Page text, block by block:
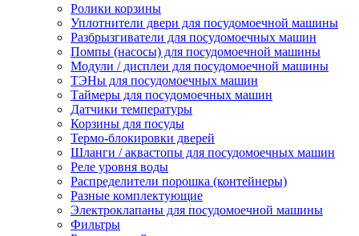
Ролики корзины
Уплотнители двери для посудомоечной машины
Разбрызгиватели для посудомоечных машин
Помпы (насосы) для посудомоечной машины
Модули / дисплеи для посудомоечной машины
ТЭНы для посудомоечных машин
Таймеры для посудомоечных машин
Датчики температуры
Корзины для посуды
Термо-блокировки дверей
Шланги / аквастопы для посудомоечных машин
Реле уровня воды
Распределители порошка (контейнеры)
Разные комплектующие
Электроклапаны для посудомоечной машины
Фильтры